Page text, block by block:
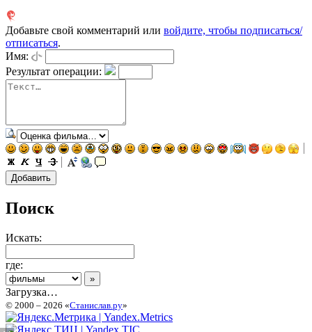
Добавьте свой комментарий или войдите, чтобы подписаться/
отписаться.
Имя:
Результат операции:
Поиск
Искать:
где:
Загрузка…
© 2000 – 2026 «Станислав.ру»